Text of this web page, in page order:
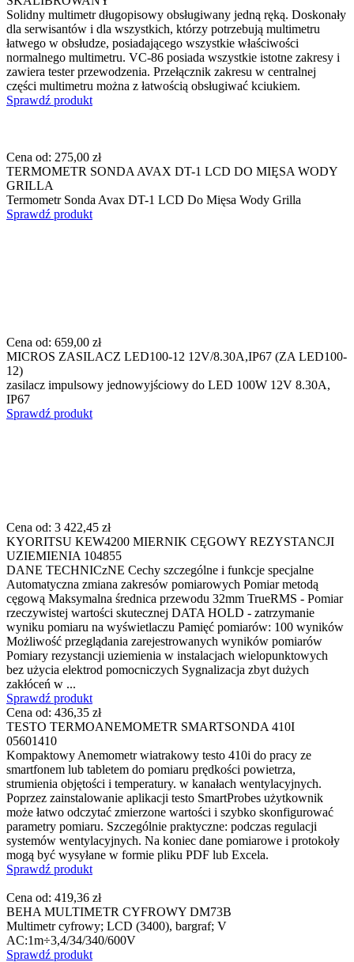
Solidny multimetr długopisowy obsługiwany jedną ręką. Doskonały
dla serwisantów i dla wszystkich, którzy potrzebują multimetru
łatwego w obsłudze, posiadającego wszystkie właściwości
normalnego multimetru. VC-86 posiada wszystkie istotne zakresy i
zawiera tester przewodzenia. Przełącznik zakresu w centralnej
części multimetru można z łatwością obsługiwać kciukiem.
Sprawdź produkt
Cena od: 275,00 zł
TERMOMETR SONDA AVAX DT-1 LCD DO MIĘSA WODY
GRILLA
Termometr Sonda Avax DT-1 LCD Do Mięsa Wody Grilla
Sprawdź produkt
Cena od: 659,00 zł
MICROS ZASILACZ LED100-12 12V/8.30A,IP67 (ZA LED100-
12)
zasilacz impulsowy jednowyjściowy do LED 100W 12V 8.30A,
IP67
Sprawdź produkt
Cena od: 3 422,45 zł
KYORITSU KEW4200 MIERNIK CĘGOWY REZYSTANCJI
UZIEMIENIA 104855
DANE TECHNICzNE Cechy szczególne i funkcje specjalne
Automatyczna zmiana zakresów pomiarowych Pomiar metodą
cęgową Maksymalna średnica przewodu 32mm TrueRMS - Pomiar
rzeczywistej wartości skutecznej DATA HOLD - zatrzymanie
wyniku pomiaru na wyświetlaczu Pamięć pomiarów: 100 wyników
Możliwość przeglądania zarejestrowanych wyników pomiarów
Pomiary rezystancji uziemienia w instalacjach wielopunktowych
bez użycia elektrod pomocniczych Sygnalizacja zbyt dużych
zakłóceń w ...
Sprawdź produkt
Cena od: 436,35 zł
TESTO TERMOANEMOMETR SMARTSONDA 410I
05601410
Kompaktowy Anemometr wiatrakowy testo 410i do pracy ze
smartfonem lub tabletem do pomiaru prędkości powietrza,
strumienia objętości i temperatury. w kanałach wentylacyjnych.
Poprzez zainstalowanie aplikacji testo SmartProbes użytkownik
może łatwo odczytać zmierzone wartości i szybko skonfigurować
parametry pomiaru. Szczególnie praktyczne: podczas regulacji
systemów wentylacyjnych. Na koniec dane pomiarowe i protokoły
mogą być wysyłane w formie pliku PDF lub Excela.
Sprawdź produkt
Cena od: 419,36 zł
BEHA MULTIMETR CYFROWY DM73B
Multimetr cyfrowy; LCD (3400), bargraf; V
AC:1m÷3,4/34/340/600V
Sprawdź produkt